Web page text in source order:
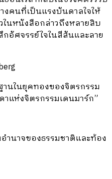
คนที่เป็นแรงบันดาลใจให้
ในหนังสือกล่าวถึงหลายสิบ
ศจรรย์ใจในสีสันและลาย
านในยุคทองของจิตรกรรม
าแห่งจิตรกรรมเดนมาร์ก”
นาจของธรรมชาติและท้อง